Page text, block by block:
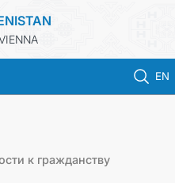
EN
к гражданству